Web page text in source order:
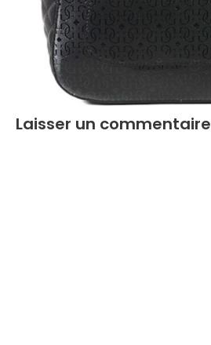
Laisser un commentaire